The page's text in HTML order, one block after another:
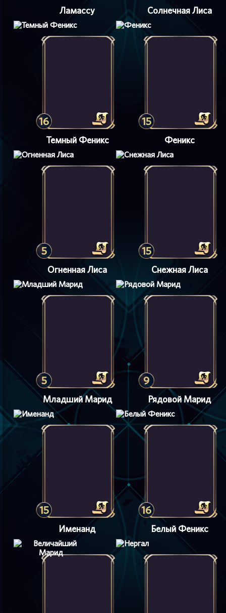
Ламассу Солнечная Лиса
16
Темный Феникс
15
Феникс
5
Огненная Лиса
15
Снежная Лиса
5
Младший Марид
9
Рядовой Марид
15
Именанд
16
Белый Феникс